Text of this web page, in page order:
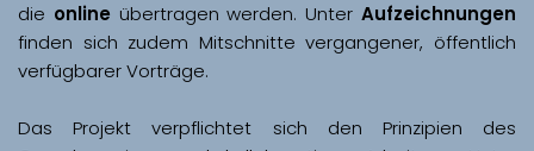
die online übertragen werden. Unter Aufzeichnungen
finden sich zudem Mitschnitte vergangener, öffentlich
Das Projekt verpflichtet sich den Prinzipien des